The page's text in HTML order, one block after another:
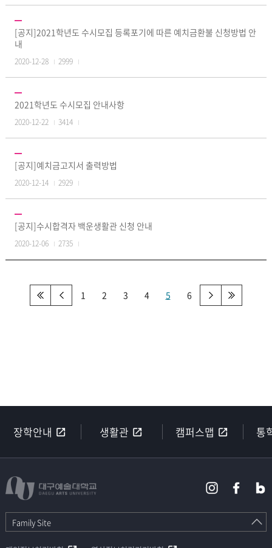
[공지]2021학년도 수시모집 등록포기에 따른 예치금환불 신청방법 안
내
2020-12-28 2999
2021학년도 수시모집 안내사항
2020-12-22 3414
[공지]예치금고지서 출력방법
2020-12-14 2929
[공지]수시합격자 백운생활관 신청 안내
2020-12-06 2735
1 2 3 4 5 6
장학안내 생활관 캠퍼스맵 통
Family Site